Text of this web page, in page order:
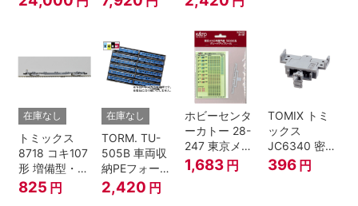
塗装・ラスト
鉄道模型
トグレー) 2枚
在庫なし
トミックス
8718 コキ107
形 増備型・コ
ンテナなし Ｎ
ゲージ
825 円
在庫なし
TORM. TU-
505B 車両収
納PEフォーム
12両用 (ダー
クグレー) 2枚
2,420 円
ホビーセンタ
ーカトー 28-
247 東京メト
ロ半蔵門線
18000系グレ
1,683 円
TOMIX トミ
ックス
JC6340 密連
形TNカプラー
396 円